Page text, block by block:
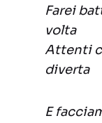
Farei
volta
Attenti
diverta
E